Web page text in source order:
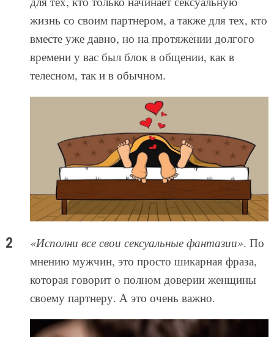
жизнь со своим партнером, а также для тех, кто
вместе уже давно, но на протяжении долгого
времени у вас был блок в общении, как в
телесном, так и в обычном.
«Исполни все свои сексуальные фантазии». По
мнению мужчин, это просто шикарная фраза,
которая говорит о полном доверии женщины
своему партнеру. А это очень важно.